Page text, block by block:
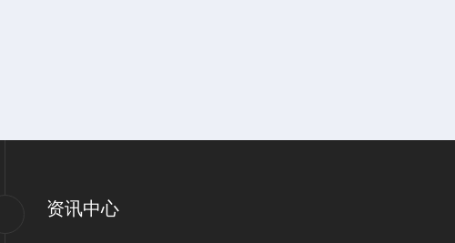
资讯中心